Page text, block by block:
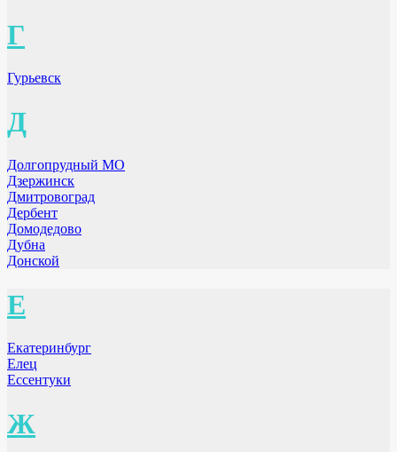
Г
Гурьевск
Д
Долгопрудный МО
Дзержинск
Дмитровоград
Дербент
Домодедово
Дубна
Донской
Е
Екатеринбург
Елец
Ессентуки
Ж